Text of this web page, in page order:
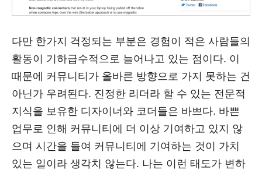
다만 한가지 걱정되는 부분은 경험이 적은 사람들의
활동이 기하급수적으로 늘어나고 있는 점이다. 이
때문에 커뮤니티가 올바른 방향으로 가지 못하는 건
아닌가 우려된다. 진정한 리더라 할 수 있는 전문적
지식을 보유한 디자이너와 코더들은 바쁘다. 바쁜
업무로 인해 커뮤니티에 더 이상 기여하고 있지 않
으며 시간을 들여 커뮤니티에 기여하는 것이 가치
있는 일이라 생각치 않는다. 나는 이런 태도가 변하